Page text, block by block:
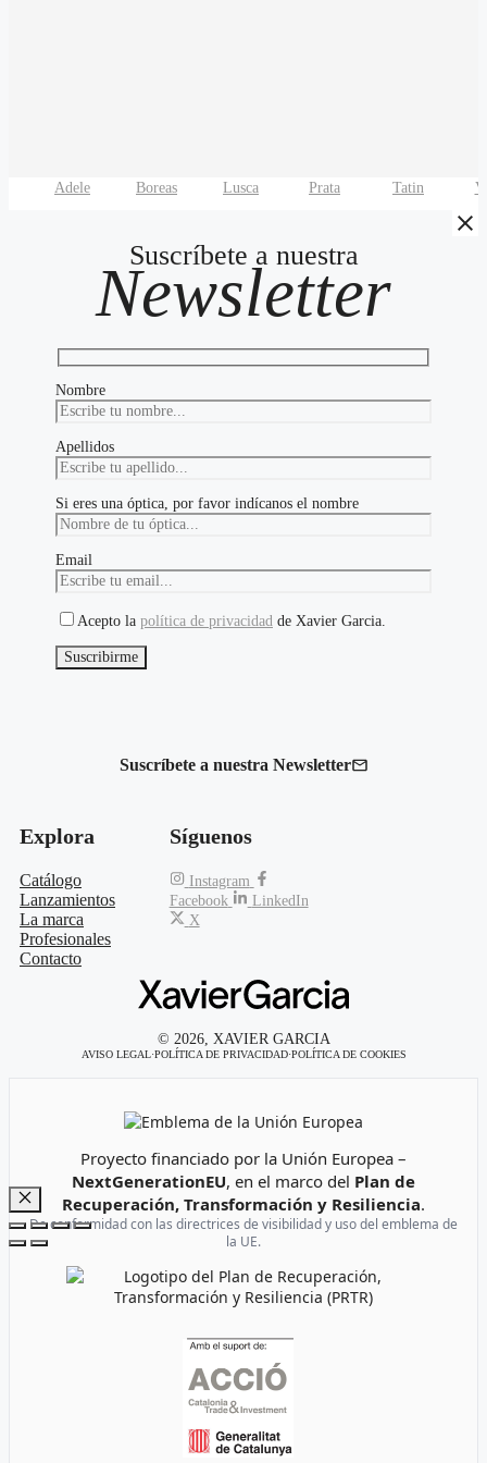
Adele Boreas Lusca Prata Tatin
Suscríbete a nuestra
Newsletter
Nombre
Apellidos
Si eres una óptica, por favor indícanos el nombre
Email
Acepto la política de privacidad de Xavier Garcia.
Suscríbete a nuestra Newsletter
Explora
Catálogo
Lanzamientos
La marca
Profesionales
Contacto
Síguenos
Instagram
Facebook
LinkedIn
X
© 2026, XAVIER GARCIA
AVISO LEGAL·POLÍTICA DE PRIVACIDAD·POLÍTICA DE COOKIES
Proyecto financiado por la Unión Europea –
NextGenerationEU, en el marco del Plan de
Recuperación, Transformación y Resiliencia.
De conformidad con las directrices de visibilidad y uso del emblema de
la UE.
Cerrar